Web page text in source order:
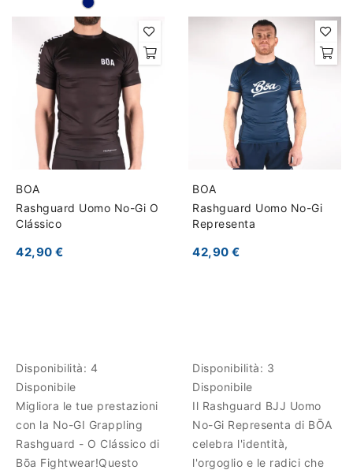
BOA
Rashguard Uomo No-Gi O
Clássico
42,90 €
Disponibilità: 4
Disponibile
Migliora le tue prestazioni
con la No-GI Grappling
Rashguard - O Clássico di
Bōa Fightwear!Questo
BOA
Rashguard Uomo No-Gi
Representa
42,90 €
Disponibilità: 3
Disponibile
Il Rashguard BJJ Uomo
No-Gi Representa di BŌA
celebra l'identità,
l'orgoglio e le radici che